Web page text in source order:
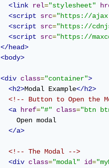
<link rel="stylesheet"
<script
src="https://
<script
src="https://
<script
src="https://
</head>
<body>
<div class="container">
<h2>Modal Example</h2>
<!-- Button to Open the
<a href="#" class="btn
    Open modal
</a>
<!-- The Modal -->
<div class="modal" id=